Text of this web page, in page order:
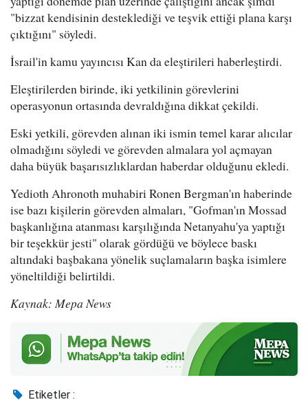
"bizzat kendisinin desteklediği ve teşvik ettiği plana karşı
çıktığını" söyledi.
İsrail'in kamu yayıncısı Kan da eleştirileri haberleştirdi.
Eleştirilerden birinde, iki yetkilinin görevlerini
operasyonun ortasında devraldığına dikkat çekildi.
Eski yetkili, görevden alınan iki ismin temel karar alıcılar
olmadığını söyledi ve görevden almalara yol açmayan
daha büyük başarısızlıklardan haberdar olduğunu ekledi.
Yedioth Ahronoth muhabiri Ronen Bergman'ın haberinde
ise bazı kişilerin görevden almaları, "Gofman'ın Mossad
başkanlığına atanması karşılığında Netanyahu'ya yaptığı
bir teşekkür jesti" olarak gördüğü ve böylece baskı
altındaki başbakana yönelik suçlamaların başka isimlere
yöneltildiği belirtildi.
Kaynak: Mepa News
Etiketler :